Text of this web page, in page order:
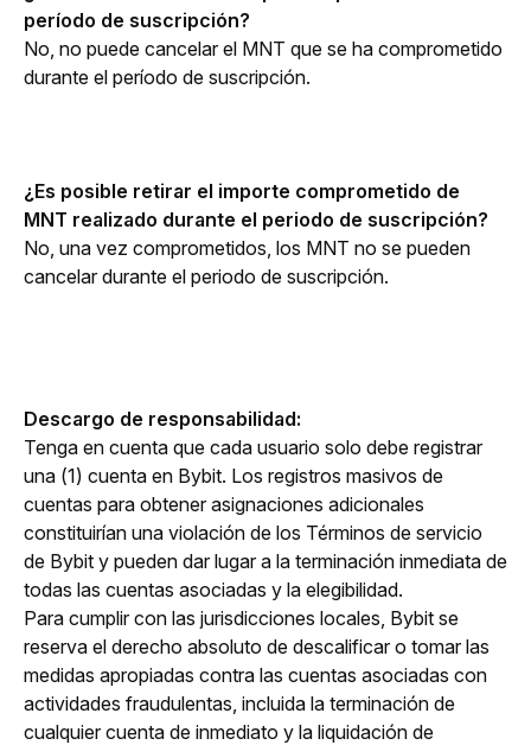
período de suscripción?
No, no puede cancelar el MNT que se ha comprometido
durante el período de suscripción.
¿Es posible retirar el importe comprometido de
MNT realizado durante el periodo de suscripción?
No, una vez comprometidos, los MNT no se pueden
cancelar durante el periodo de suscripción.
Descargo de responsabilidad:
Tenga en cuenta que cada usuario solo debe registrar
una (1) cuenta en Bybit. Los registros masivos de
cuentas para obtener asignaciones adicionales
constituirían una violación de los Términos de servicio
de Bybit y pueden dar lugar a la terminación inmediata de
todas las cuentas asociadas y la elegibilidad.
Para cumplir con las jurisdicciones locales, Bybit se
reserva el derecho absoluto de descalificar o tomar las
medidas apropiadas contra las cuentas asociadas con
actividades fraudulentas, incluida la terminación de
cualquier cuenta de inmediato y la liquidación de